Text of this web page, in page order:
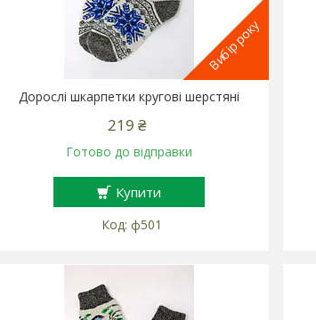
Вибір року
Дорослі шкарпетки кругові шерстяні
219 ₴
Готово до відправки
Купити
ф501